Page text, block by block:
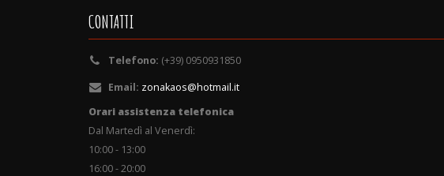
CONTATTI
Telefono: (+39) 0950931850
Email: zonakaos@hotmail.it
Orari assistenza telefonica
Dal Martedì al Venerdì:
10:00 - 13:00
16:00 - 20:00